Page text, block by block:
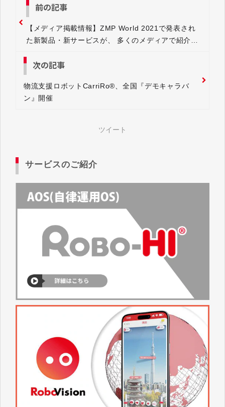
前の記事
【メディア掲載情報】ZMP World 2021で発表され
た新製品・新サービスが、 多くのメディアで紹介さ
次の記事
物流支援ロボットCarriRo®、全国『デモキャラバ
ン』開催
ツイート
サービスのご紹介